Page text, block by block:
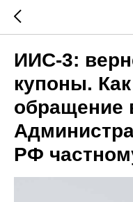
ИИС-3:
купоны.
обращение
РФ